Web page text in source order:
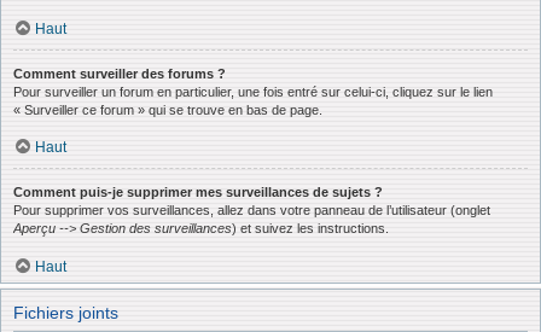
Haut
Comment surveiller des forums ?
Pour surveiller un forum en particulier, une fois entré sur celui-ci, cliquez sur le lien
« Surveiller ce forum » qui se trouve en bas de page.
Haut
Comment puis-je supprimer mes surveillances de sujets ?
Pour supprimer vos surveillances, allez dans votre panneau de l’utilisateur (onglet
Aperçu --> Gestion des surveillances) et suivez les instructions.
Haut
Fichiers joints